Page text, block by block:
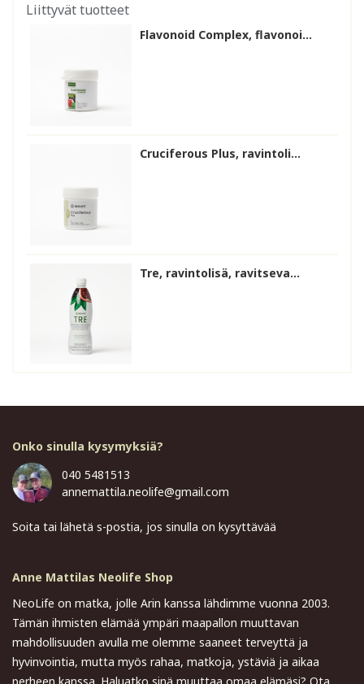
Liittyvät tuotteet
Flavonoid Complex, flavonoi...
Cruciferous Plus, ravintoli...
Tre, ravintolisä, ravitseva...
Onko sinulla kysymyksiä?
040 5481513
annemattila.neolife@gmail.com
Soita tai lähetä s-postia, jos sinulla on kysyttävää
Anne Mattilas Neolife Shop
NeoLife on matka, jolle Arin kanssa lähdimme vuonna 2003.
Tämän ihmisten elämää ympäri maapallon muuttavan
mahdollisuuden avulla me olemme saaneet terveyttä ja
hyvinvointia, mutta myös rahaa, matkoja, ystäviä ja aikaa